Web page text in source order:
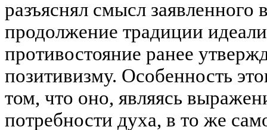
разъяснял смысл заявленного
продолжение традиции
противостояние ранее
позитивизму. Особенность
том, что оно, являясь
потребности духа, в то же